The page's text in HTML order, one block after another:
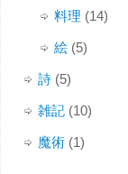
料理 (14)
絵(5)
詩(5)
雑記(10)
魔術(1)